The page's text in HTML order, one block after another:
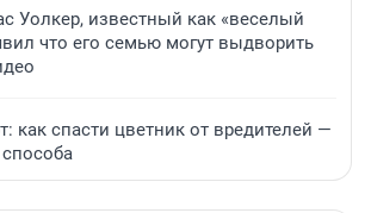
Уолкер, известный как «веселый
что его семью могут выдворить
как спасти цветник от вредителей —